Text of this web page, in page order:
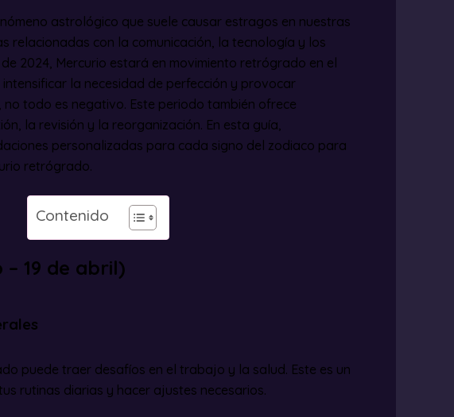
astrológico que suele causar estragos en nuestras
relacionadas con la comunicación, la tecnología y los
2024, Mercurio estará en movimiento retrógrado en el
la necesidad de perfección y provocar
no todo es negativo. Este periodo también ofrece
la revisión y la reorganización. En esta guía,
personalizadas para cada signo del zodiaco para
retrógrado.
Contenido
– 19 de abril)
puede traer desafíos en el trabajo y la salud. Este es un
rutinas diarias y hacer ajustes necesarios.